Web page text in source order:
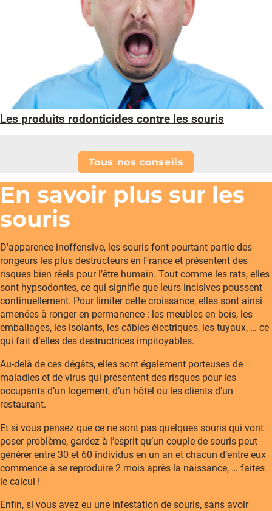
Les produits rodonticides contre les souris
Tous nos conseils
En savoir plus sur les
souris
D’apparence inoffensive, les souris font pourtant partie des
rongeurs les plus destructeurs en France et présentent des
risques bien réels pour l’être humain. Tout comme les rats, elles
sont hypsodontes, ce qui signifie que leurs incisives poussent
continuellement. Pour limiter cette croissance, elles sont ainsi
amenées à ronger en permanence : les meubles en bois, les
emballages, les isolants, les câbles électriques, les tuyaux, … ce
qui fait d’elles des destructrices impitoyables.
Au-delà de ces dégâts, elles sont également porteuses de
maladies et de virus qui présentent des risques pour les
occupants d’un logement, d’un hôtel ou les clients d’un
restaurant.
Et si vous pensez que ce ne sont pas quelques souris qui vont
poser problème, gardez à l’esprit qu’un couple de souris peut
générer entre 30 et 60 individus en un an et chacun d’entre eux
commence à se reproduire 2 mois après la naissance, … faites
le calcul !
Enfin, si vous avez eu une infestation de souris, sans avoir